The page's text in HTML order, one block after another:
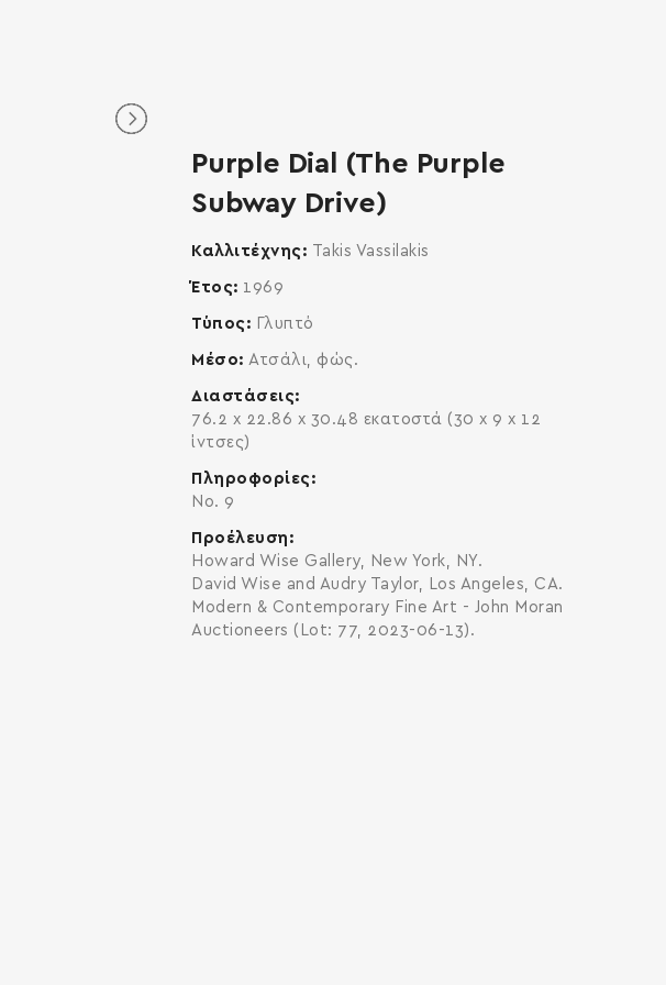
Purple Dial (The Purple
Subway Drive)
Καλλιτέχνης Takis Vassilakis
Έτος 1969
Τύπος Γλυπτό
Μέσο Ατσάλι, φώς.
Διαστάσεις
76.2 x 22.86 x 30.48 εκατοστά (30 x 9 x 12
ίντσες)
Πληροφορίες
No. 9
Προέλευση
Howard Wise Gallery, New York, NY.
David Wise and Audry Taylor, Los Angeles, CA.
Modern & Contemporary Fine Art - John Moran
Auctioneers (Lot: 77, 2023-06-13).